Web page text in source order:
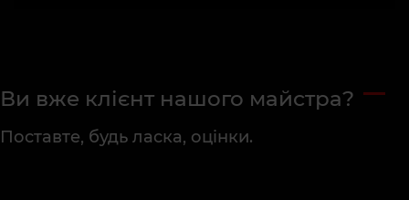
Ви вже клієнт нашого майстра?
Поставте, будь ласка, оцінки.